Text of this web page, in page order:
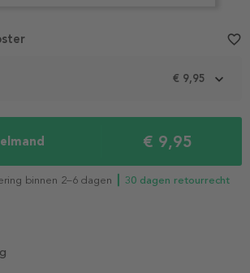
€ 9,95
€ 9,95
binnen 2–6 dagen ┃ 30 dagen retourrecht
favorite_border